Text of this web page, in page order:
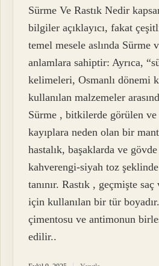
Sürme Ve Rastık Nedir
bilgiler açıklayıcı, fakat
temel mesele aslında Sürme
anlamlara sahiptir: Ayrıca,
kelimeleri, Osmanlı dönemi
kullanılan malzemeler
Sürme , bitkilerde görülen ve
kayıplara neden olan bir
hastalık, başaklarda ve
kahverengi-siyah toz
tanınır. Rastık , geçmişte
için kullanılan bir tür
çimentosu ve antimonun
edilir..